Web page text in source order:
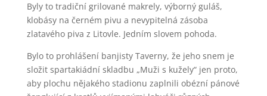
Byly to tradiční grilované makrely, výborný guláš,
klobásy na černém pivu a nevypitelná zásoba
zlatavého piva z Litovle. Jedním slovem pohoda.
Bylo to prohlášení banjisty Taverny, že jeho snem je
složit spartakiádní skladbu „Muži s kužely“ jen proto,
aby plochu nějakého stadionu zaplnili obézní pánové